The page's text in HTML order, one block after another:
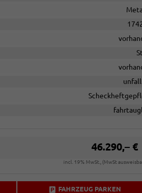
46.290,– €
incl. 19% MwSt., (MwSt
FAHRZEUG PARKEN